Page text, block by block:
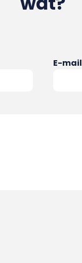
E-mail